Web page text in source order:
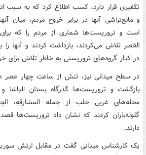
تکفیری قرار دارد، کسب اطلاع کرد که به سبب
و مانع‌تراشی آنها در برابر خروج مردم، میان
است و تروریست‌ها شماری از مردم را که
القصر تلاش می‌کردند، بازداشت کردند و آنها
در کنار گروه‌های تروریستی به خاطر تلاش برای
در سطح میدانی نیز، تنش از ساعت چهار عصر
بازگشت و تروریست‌ها گذرگاه بستان الباشا و
محله‌های غربی حلب از جمله المشارقه،
گلوله‌باران کردند که نشان داد تروریست‌ها
دارند.
یک کارشناس میدانی گفت در مقابل ارتش